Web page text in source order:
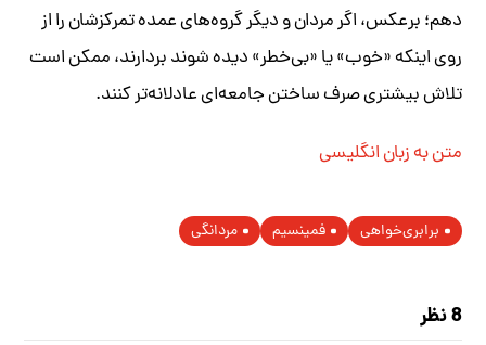
دهم؛ برعکس، اگر مردان و دیگر گروه‌های عمده تمرکزشان را از
روی اینکه «خوب» یا «بی‌خطر» دیده شوند بردارند، ممکن است
تلاش بیشتری صرف ساختن جامعه‌ای عادلانه‌تر کنند.
متن به زبان انگلیسی
برابری‌خواهی فمینسیم مردانگی
8 نظر